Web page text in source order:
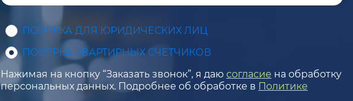
ПОВЕРКА ДЛЯ ЮРИДИЧЕСКИХ ЛИЦ
ПОВЕРКА КВАРТИРНЫХ СЧЕТЧИКОВ
Нажимая на кнопку “Заказать звонок”, я даю согласие на обработку
персональных данных. Подробнее об обработке в Политике